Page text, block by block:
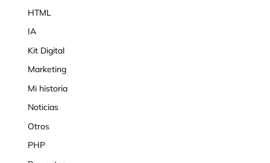
HTML
IA
Kit Digital
Marketing
Mi historia
Noticias
Otros
PHP